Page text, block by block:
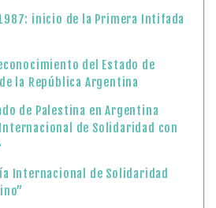
inicio de la Primera Intifada
del Estado de
la República Argentina
de Palestina en Argentina
de Solidaridad con
Internacional de Solidaridad